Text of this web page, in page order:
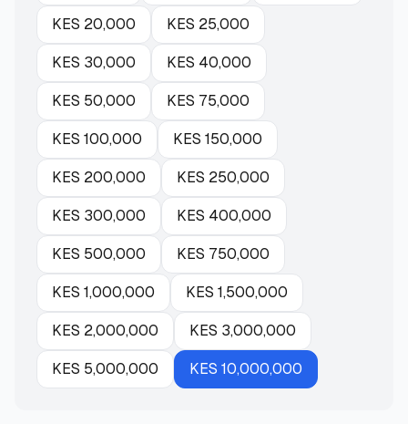
KES 20,000 KES 25,000
KES 30,000 KES 40,000
KES 50,000 KES 75,000
KES 100,000 KES 150,000
KES 200,000 KES 250,000
KES 300,000 KES 400,000
KES 500,000 KES 750,000
KES 1,000,000 KES 1,500,000
KES 2,000,000 KES 3,000,000
KES 5,000,000 KES 10,000,000